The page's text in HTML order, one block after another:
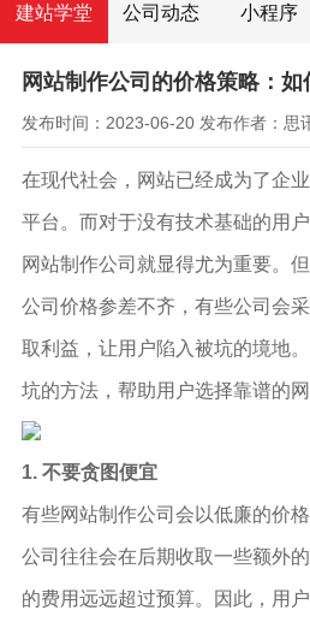
建站学堂 公司动态 小程序
网站制作公司的价格策略：如
发布时间：2023-06-20 发布作者：思
在现代社会，网站已经成为了企
平台。而对于没有技术基础的用
网站制作公司就显得尤为重要。
公司价格参差不齐，有些公司会
取利益，让用户陷入被坑的境地
坑的方法，帮助用户选择靠谱的网
1. 不要贪图便宜
有些网站制作公司会以低廉的价
公司往往会在后期收取一些额外
的费用远远超过预算。因此，用